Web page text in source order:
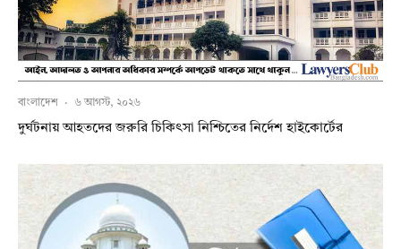
বাংলাদেশ · ৬ আগস্ট, ২০২৬
দুর্ঘটনায় আহতদের জরুরি চিকিৎসা নিশ্চিতের নির্দেশ হাইকোর্টের